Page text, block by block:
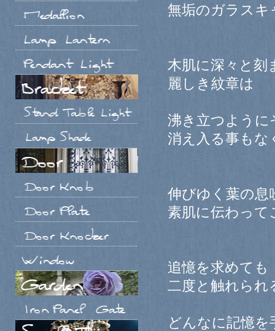
無垢のガラスキ
木肌に深々と刻
麗しき紋章は
沸き立つように
消え入る事もな
伸びゆく葉の息
素肌に伝わって
追憶を求めても
二度と触れられ
どんなに記憶